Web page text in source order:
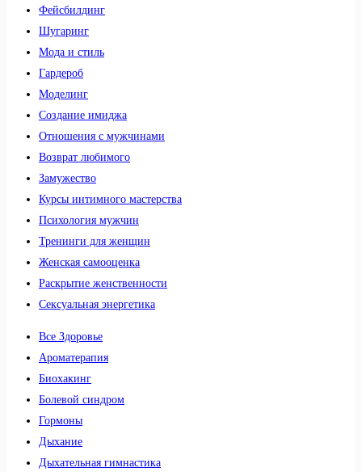
Фейсбилдинг
Шугаринг
Мода и стиль
Гардероб
Моделинг
Создание имиджа
Отношения с мужчинами
Возврат любимого
Замужество
Курсы интимного мастерства
Психология мужчин
Тренинги для женщин
Женская самооценка
Раскрытие женственности
Сексуальная энергетика
Все Здоровье
Ароматерапия
Биохакинг
Болевой синдром
Гормоны
Дыхание
Дыхательная гимнастика